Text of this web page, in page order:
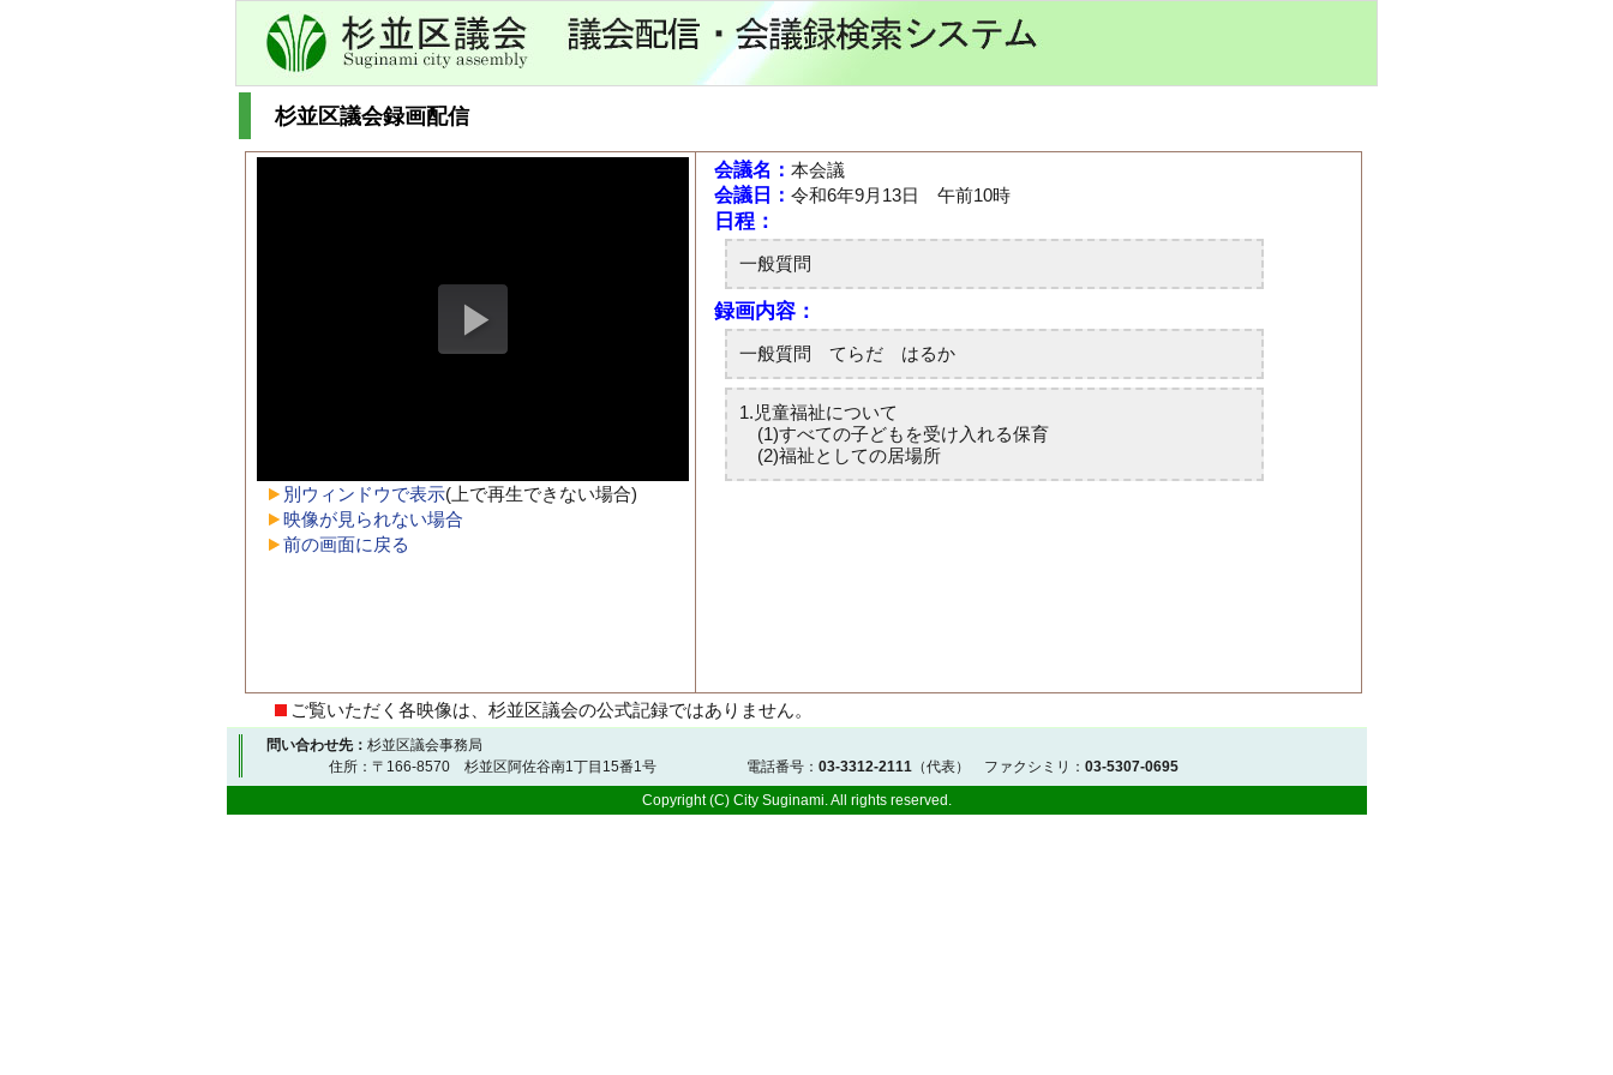
杉並区議会録画配信
別ウィンドウで表示(上で再生できない場合)
映像が見られない場合
前の画面に戻る
会議名：本会議
会議日：令和6年9月13日 午前10時
ご覧いただく各映像は、杉並区議会の公式記録ではありません。
問い合わせ先： 杉並区議会事務局
住所：〒166-8570 杉並区阿佐谷南1丁目15番1号 電話番号： 03-3312-2111 （代表） ファクシミリ： 03-5307-0695
Copyright (C) City Suginami. All rights reserved.